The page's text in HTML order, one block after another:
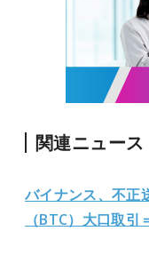
関連ニュース
バイナンス、不
（BTC）大口取引